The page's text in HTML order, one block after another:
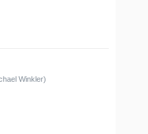
Winkler)